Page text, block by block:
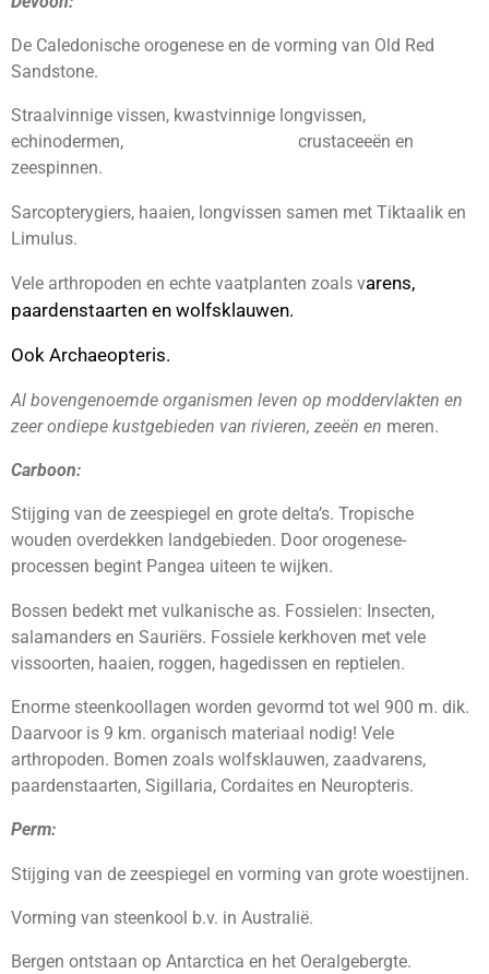
De Caledonische orogenese en de vorming van Old Red
Sandstone.
Straalvinnige vissen, kwastvinnige longvissen,
echinodermen, crustaceeën en
zeespinnen.
Sarcopterygiers, haaien, longvissen samen met Tiktaalik en
Limulus.
Vele arthropoden en echte vaatplanten zoals varens,
paardenstaarten en wolfsklauwen.
Ook Archaeopteris.
Al bovengenoemde organismen leven op moddervlakten en
zeer ondiepe kustgebieden van rivieren, zeeën en meren.
Carboon:
Stijging van de zeespiegel en grote delta’s. Tropische
wouden overdekken landgebieden. Door orogenese-
processen begint Pangea uiteen te wijken.
Bossen bedekt met vulkanische as. Fossielen: Insecten,
salamanders en Sauriërs. Fossiele kerkhoven met vele
vissoorten, haaien, roggen, hagedissen en reptielen.
Enorme steenkoollagen worden gevormd tot wel 900 m. dik.
Daarvoor is 9 km. organisch materiaal nodig! Vele
arthropoden. Bomen zoals wolfsklauwen, zaadvarens,
paardenstaarten, Sigillaria, Cordaites en Neuropteris.
Perm:
Stijging van de zeespiegel en vorming van grote woestijnen.
Vorming van steenkool b.v. in Australië.
Bergen ontstaan op Antarctica en het Oeralgebergte.